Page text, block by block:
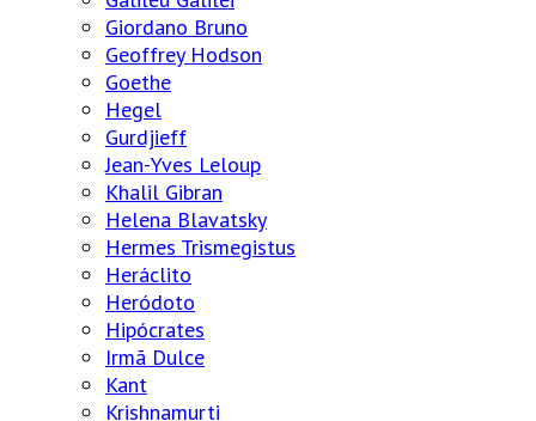
Giordano Bruno
Geoffrey Hodson
Goethe
Hegel
Gurdjieff
Jean-Yves Leloup
Khalil Gibran
Helena Blavatsky
Hermes Trismegistus
Heráclito
Heródoto
Hipócrates
Irmã Dulce
Kant
Krishnamurti